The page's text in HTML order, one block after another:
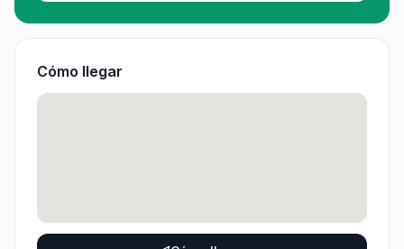
Cómo llegar